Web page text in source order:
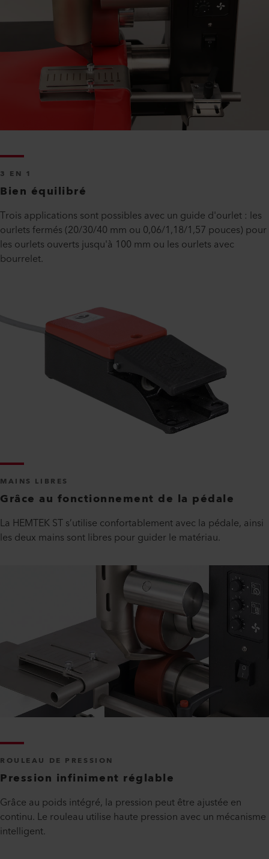
3 EN 1
Bien équilibré
Trois applications sont possibles avec un guide d'ourlet : les
ourlets fermés (20/30/40 mm ou 0,06/1,18/1,57 pouces) pour
les ourlets ouverts jusqu'à 100 mm ou les ourlets avec
bourrelet.
MAINS LIBRES
Grâce au fonctionnement de la pédale
La HEMTEK ST s’utilise confortablement avec la pédale, ainsi
les deux mains sont libres pour guider le matériau.
ROULEAU DE PRESSION
Pression infiniment réglable
Grâce au poids intégré, la pression peut être ajustée en
continu. Le rouleau utilise haute pression avec un mécanisme
intelligent.